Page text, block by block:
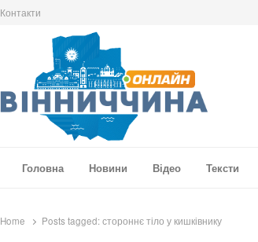
Контакти
Головна
Новини Відео Тексти
Home Posts tagged: стороннє тіло у кишківнику